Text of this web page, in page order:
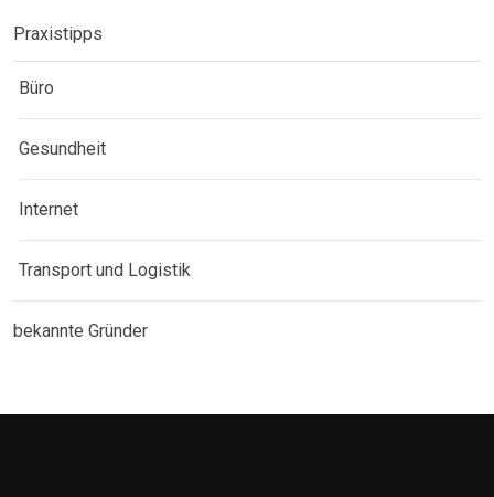
Praxistipps
Büro
Gesundheit
Internet
Transport und Logistik
bekannte Gründer